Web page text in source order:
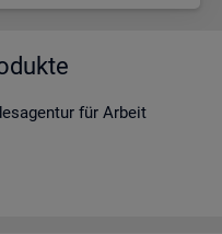
für Arbeit